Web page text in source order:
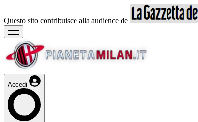
Questo sito contribuisce alla audience de
Accedi